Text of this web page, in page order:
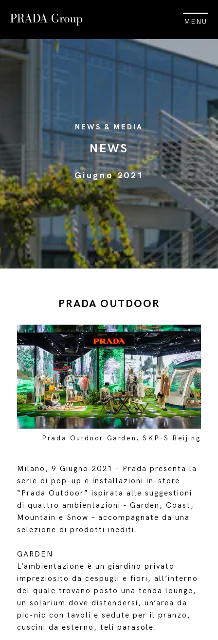
MENU
NEWS & MEDIA
NEWS
Giugno 2021
PRADA OUTDOOR
Prada Outdoor Garden, SKP-S Beijing
Milano, 9 Giugno 2021 - Prada presenta la
serie di pop-up e installazioni in-store
“Prada Outdoor” ispirata alle suggestioni
di quattro ambientazioni - Garden, Coast,
Mountain e Snow – accompagnate da una
selezione di prodotti inediti.
GARDEN
L’ambientazione è un giardino privato
impreziosito da cespugli e fiori, all’interno
del quale trovano posto una tenda lounge,
un solarium dove distendersi, un’area da
pic-nic con tavoli e sedute per il pranzo,
cuscini da esterno, teli parasole.